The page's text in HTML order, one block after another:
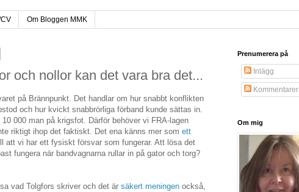
Om Bloggen MMK
och nollor kan det vara bra det...
på Brännpunkt. Det handlar om hur snabbt konflikten
och hur kvickt snabbrörliga förband kunde sättas in.
000 man på krigsfot. Därför behöver vi FRA-lagen
riktigt ihop det faktiskt. Det ena känns mer som ett
att vi har ett fysiskt försvar som fungerar. Att lösa det
fungera när bandvagnarna rullar in på gator och torg?
vad Tolgfors skriver och det är säkert meningen också,
Prenumerera på
Inlägg
Kommentarer
Om mig